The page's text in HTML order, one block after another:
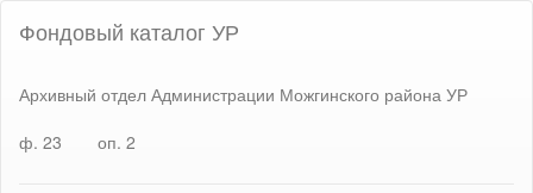
Фондовый каталог УР
Архивный отдел Администрации Можгинского района УР
ф. 23
оп. 2